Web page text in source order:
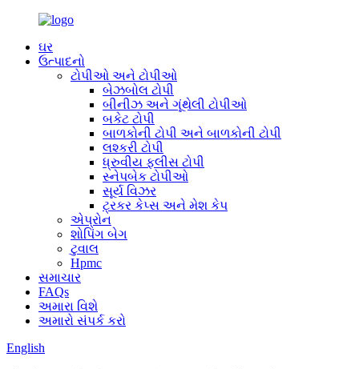
ઘર
ઉત્પાદનો
ટોપીઓ અને ટોપીઓ
બેઝબોલ ટોપી
બીનીઝ અને ગૂંથેલી ટોપીઓ
બકેટ ટોપી
બાળકોની ટોપી અને બાળકોની ટોપી
લશ્કરી ટોપી
ધ્રુવીય ફ્લીસ ટોપી
સ્નેપબેક ટોપીઓ
સૂર્ય વિઝર
ટ્રકર કેપ્સ અને મેશ કેપ
એપ્રોન
શોપિંગ બેગ
ટુવાલ
Hpmc
સમાચાર
FAQs
અમારા વિશે
અમારો સંપર્ક કરો
English